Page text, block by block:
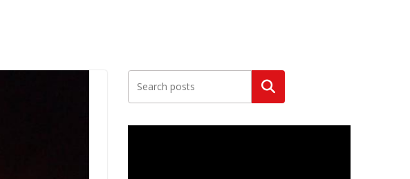
Szukaj